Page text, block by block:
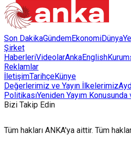
Son DakikaGündemEkonomiDünya
Şirket
HaberleriVideolarAnkaEnglish
Reklamlar
İletişimTarihçeKünye
Değerlerimiz ve Yayın İlkelerimiz
PolitikasıYeniden Yayım Konusunda
Bizi Takip Edin
Tüm hakları ANKA'ya aittir. Tüm